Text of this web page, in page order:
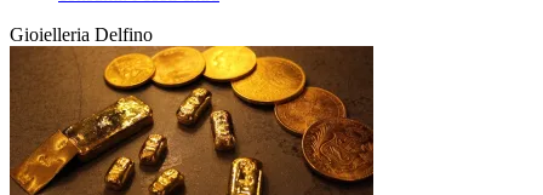
Gioielleria Delfino